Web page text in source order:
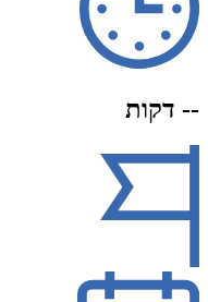
-- דקות